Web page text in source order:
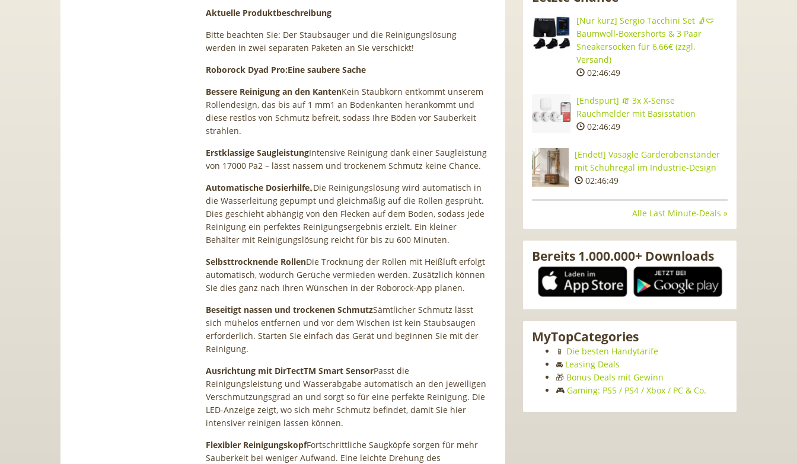
Aktuelle Produktbeschreibung
Bitte beachten Sie: Der Staubsauger und die Reinigungslösung
werden in zwei separaten Paketen an Sie verschickt!
Roborock Dyad Pro:Eine saubere Sache
Bessere Reinigung an den KantenKein Staubkorn entkommt unserem
Rollendesign, das bis auf 1 mm1 an Bodenkanten herankommt und
diese restlos von Schmutz befreit, sodass Ihre Böden vor Sauberkeit
strahlen.
Erstklassige SaugleistungIntensive Reinigung dank einer Saugleistung
von 17000 Pa2 – lässt nassem und trockenem Schmutz keine Chance.
Automatische Dosierhilfe„Die Reinigungslösung wird automatisch in
die Wasserleitung gepumpt und gleichmäßig auf die Rollen gesprüht.
Dies geschieht abhängig von den Flecken auf dem Boden, sodass jede
Reinigung ein perfektes Reinigungsergebnis erzielt. Ein kleiner
Behälter mit Reinigungslösung reicht für bis zu 600 Minuten.
Selbsttrocknende RollenDie Trocknung der Rollen mit Heißluft erfolgt
automatisch, wodurch Gerüche vermieden werden. Zusätzlich können
Sie dies ganz nach Ihren Wünschen in der Roborock-App planen.
Beseitigt nassen und trockenen SchmutzSämtlicher Schmutz lässt
sich mühelos entfernen und vor dem Wischen ist kein Staubsaugen
erforderlich. Starten Sie einfach das Gerät und beginnen Sie mit der
Reinigung.
Ausrichtung mit DirTectTM Smart SensorPasst die
Reinigungsleistung und Wasserabgabe automatisch an den jeweiligen
Verschmutzungsgrad an und sorgt so für eine perfekte Reinigung. Die
LED-Anzeige zeigt, wo sich mehr Schmutz befindet, damit Sie hier
intensiver reinigen lassen können.
Flexibler ReinigungskopfFortschrittliche Saugköpfe sorgen für mehr
Sauberkeit bei weniger Aufwand. Eine leichte Drehung des
[Nur kurz] Sergio Tacchini Set 🧦🩲
Baumwoll-Boxershorts & 3 Paar
Sneakersocken für 6,66€ (zzgl.
Versand)
02:46:48
[Endspurt] 🧯 3x X-Sense
Rauchmelder mit Basisstation
02:46:48
[Endet!] Vasagle Garderobenständer
mit Schuhregal im Industrie-Design
02:46:48
Alle Last Minute-Deals »
Bereits 1.000.000+ Downloads
MyTopCategories
📱 Die besten Handytarife
🚘 Leasing Deals
🎁 Bonus Deals mit Gewinn
🎮 Gaming: PS5 / PS4 / Xbox / PC & Co.